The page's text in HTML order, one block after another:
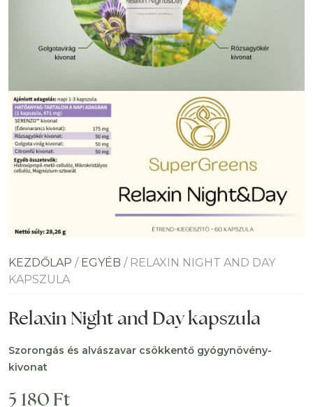
KEZDŐLAP / EGYÉB / RELAXIN NIGHT AND DAY
KAPSZULA
Relaxin Night and Day kapszula
Szorongás és alvászavar csökkentő gyógynövény-
kivonat
5 180 Ft